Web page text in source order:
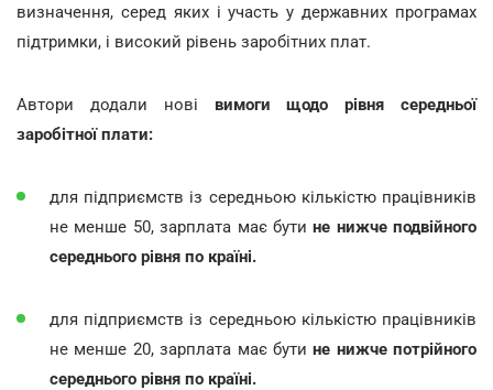
визначення, серед яких і участь у державних програмах
підтримки, і високий рівень заробітних плат.
Автори додали нові вимоги щодо рівня середньої
заробітної плати:
для підприємств із середньою кількістю працівників
не менше 50, зарплата має бутине нижче подвійного
середнього рівня по країні.
для підприємств із середньою кількістю працівників
не менше 20, зарплата має бутине нижче потрійного
середнього рівня по країні.